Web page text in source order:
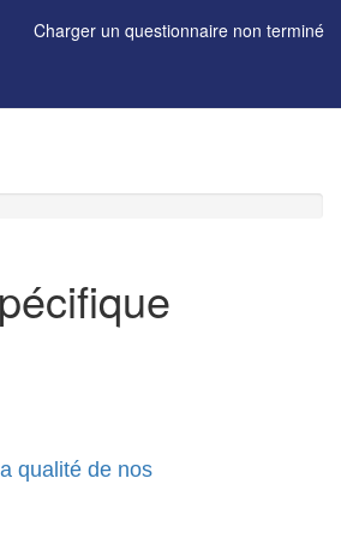
Charger un questionnaire non terminé
qualité de nos